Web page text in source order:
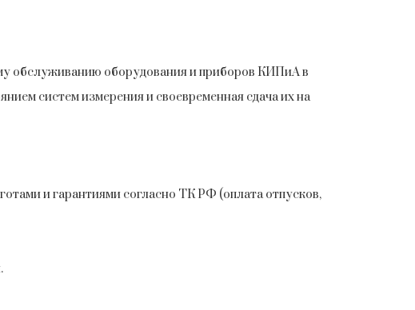
обслуживанию оборудования и приборов КИПиА в
систем измерения и своевременная сдача их на
и гарантиями согласно ТК РФ (оплата отпусков,